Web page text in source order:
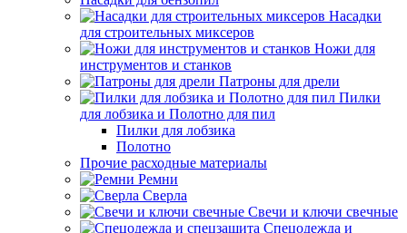
Насадки
для строительных миксеров
Ножи для
инструментов и станков
Патроны для дрели
Пилки
для лобзика и Полотно для пил
Пилки для лобзика
Полотно
Прочие расходные материалы
Ремни
Сверла
Свечи и ключи свечные
Спецодежда и